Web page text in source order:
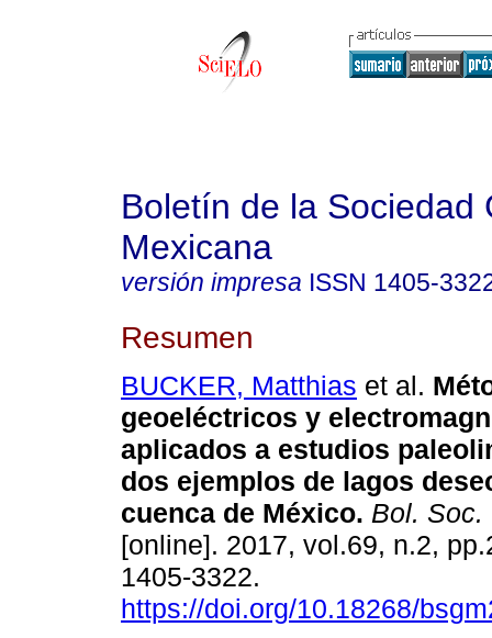
Boletín de la Sociedad
Mexicana
versión impresa ISSN 1405-
Resumen
BUCKER, Matthias et al.
geoeléctricos y
aplicados a estudios
dos ejemplos de lagos
cuenca de México. Bol. Soc.
[online]. 2017, vol.69, n.2,
1405-3322.
https://doi.org/10.18268/